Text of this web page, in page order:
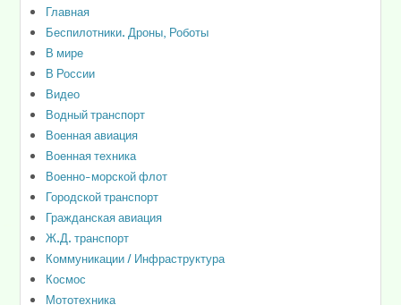
Главная
Беспилотники. Дроны, Роботы
В мире
В России
Видео
Водный транспорт
Военная авиация
Военная техника
Военно-морской флот
Городской транспорт
Гражданская авиация
Ж.Д. транспорт
Коммуникации / Инфраструктура
Космос
Мототехника